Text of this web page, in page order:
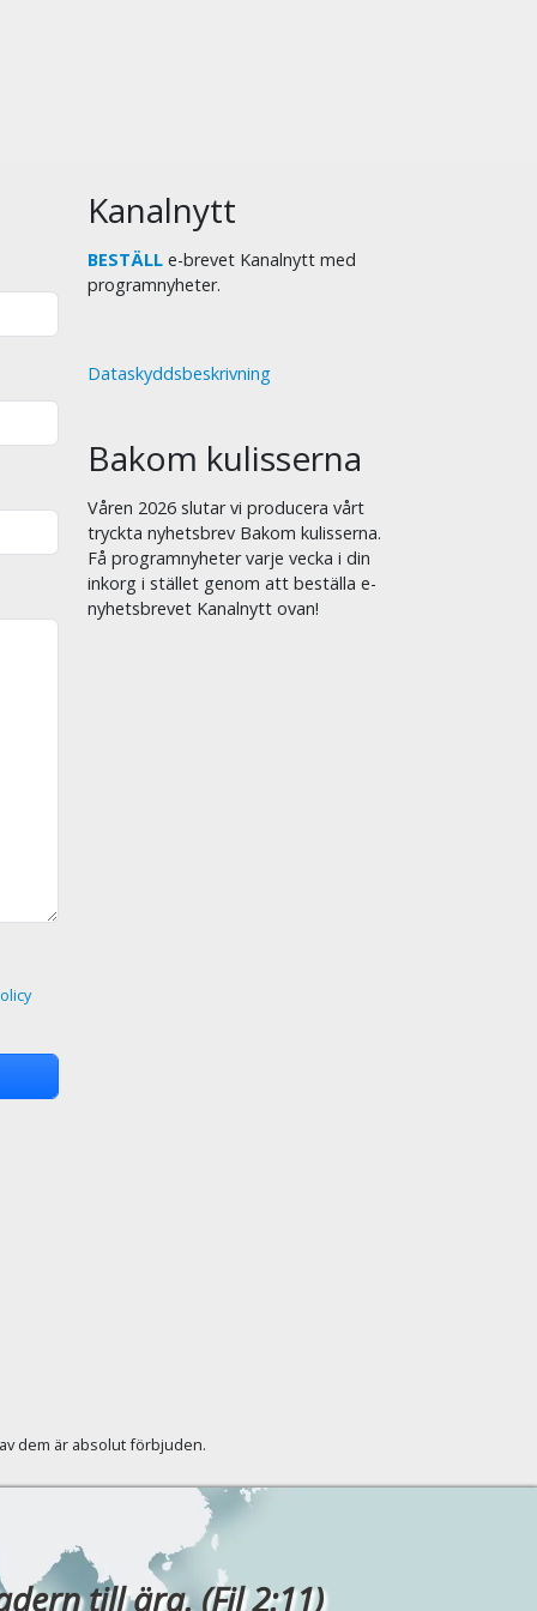
Kan Sverige få uppleva en ny
väckelsetid
Vetlanda Friförsamling - Väckelsemöte
Fika i Uppsala
2/13. Guds förbund med Abraham - Del
1/2
studieserie
Bible Project svenska
Helighet
Bible Project svenska
Underbara förbön
väckelsetid
Magdalena - Befriad från skam
Återlösning och upprättelse
Guldkorn - Tillsammans ber vi
Den pålitliga Guden
Upptäck livet
Kanalnytt
BESTÄLL e-brevet Kanalnytt med
programnyheter.
Dataskyddsbeskrivning
Bakom kulisserna
Våren 2026 slutar vi producera vårt
tryckta nyhetsbrev Bakom kulisserna.
Få programnyheter varje vecka i din
inkorg i stället genom att beställa e-
nyhetsbrevet Kanalnytt ovan!
dem är absolut förbjuden.
till ära. (Fil 2:11)